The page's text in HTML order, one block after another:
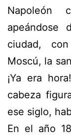
Napoleón
apeándose
ciudad,
Moscú, la
¡Ya era
cabeza
ese siglo,
En el año